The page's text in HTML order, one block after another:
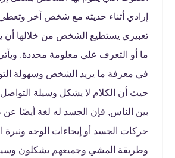
إرادي أثناء حديثه مع شخص آخر
تعبيري يستطيع الشخص من خلالها أن
ما أو التعرف على معلومة محددة.
في معرفة ما يريد الشخص وسهولة
حيث أن الكلام لا يشكل وسيلة التواصل
بين الناس, فإن الجسد له لغة أيضًا
حركات الجسد أو إيحاءات الوجه
وطريقة المشي وجميعهم يشكلون